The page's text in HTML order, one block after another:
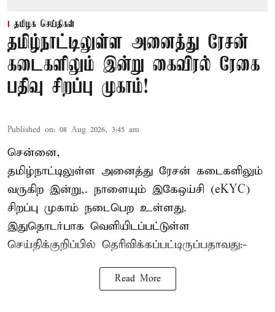
தமிழக செய்திகள்
தமிழ்நாட்டிலுள்ள அனைத்து ரேசன்
கடைகளிலும் இன்று கைவிரல் ரேகை
பதிவு சிறப்பு முகாம்!
Published on: 08 Aug 2026, 3:45 am
சென்னை,
தமிழ்நாட்டிலுள்ள அனைத்து ரேசன் கடைகளிலும்
வருகிற இன்று,. நாளையும் இகேஒய்சி (eKYC)
சிறப்பு முகாம் நடைபெற உள்ளது.
இதுதொடர்பாக வெளியிடப்பட்டுள்ள
செய்திக்குறிப்பில் தெரிவிக்கப்பட்டிருப்பதாவது:-
Read More